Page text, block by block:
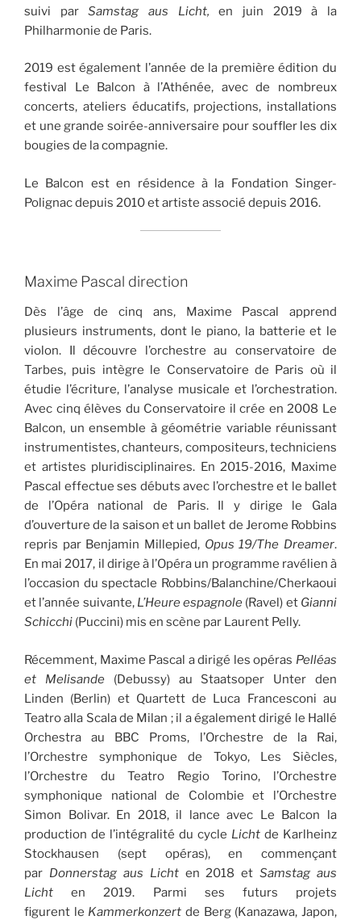
suivi parSamstag aus Licht,en juin 2019 à la
Philharmonie de Paris.
2019 est également l’année de la première édition du
festival Le Balcon à l’Athénée, avec de nombreux
concerts, ateliers éducatifs, projections, installations
et une grande soirée-anniversaire pour souffler les dix
bougies de la compagnie.
Le Balcon est en résidence à la Fondation Singer-
Polignac depuis 2010 et artiste associé depuis 2016.
Maxime Pascal direction
Dès l’âge de cinq ans, Maxime Pascal apprend
plusieurs instruments, dont le piano, la batterie et le
violon. Il découvre l’orchestre au conservatoire de
Tarbes, puis intègre le Conservatoire de Paris où il
étudie l’écriture, l’analyse musicale et l’orchestration.
Avec cinq élèves du Conservatoire il crée en 2008 Le
Balcon, un ensemble à géométrie variable réunissant
instrumentistes, chanteurs, compositeurs, techniciens
et artistes pluridisciplinaires. En 2015-2016, Maxime
Pascal effectue ses débuts avec l’orchestre et le ballet
de l’Opéra national de Paris. Il y dirige le Gala
d’ouverture de la saison et un ballet de Jerome Robbins
repris par Benjamin Millepied, Opus 19/The Dreamer.
En mai 2017, il dirige à l’Opéra un programme ravélien à
l’occasion du spectacle Robbins/Balanchine/Cherkaoui
et l’année suivante, L’Heure espagnole (Ravel) et Gianni
Schicchi (Puccini) mis en scène par Laurent Pelly.
Récemment, Maxime Pascal a dirigé les opéras Pelléas
et Melisande (Debussy) au Staatsoper Unter den
Linden (Berlin) et Quartett de Luca Francesconi au
Teatro alla Scala de Milan ; il a également dirigé le Hallé
Orchestra au BBC Proms, l’Orchestre de la Rai,
l’Orchestre symphonique de Tokyo, Les Siècles,
l’Orchestre du Teatro Regio Torino, l’Orchestre
symphonique national de Colombie et l’Orchestre
Simon Bolivar. En 2018, il lance avec Le Balcon la
production de l’intégralité du cycle Licht de Karlheinz
Stockhausen (sept opéras), en commençant
par Donnerstag aus Lichten 2018 etSamstag aus
Licht en 2019. Parmi ses futurs projets
figurent le Kammerkonzert de Berg (Kanazawa, Japon,